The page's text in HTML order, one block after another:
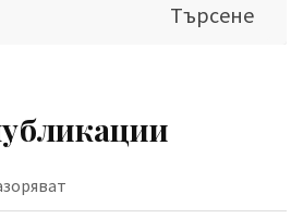
Търсене